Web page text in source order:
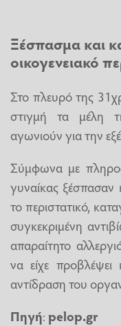
Ξέσπασμα και
οικογενειακό
Στο πλευρό της
στιγμή τα μέλη
αγωνιούν για την
Σύμφωνα με
γυναίκας
το περιστατικό,
συγκεκριμένη
απαραίτητο
να είχε
αντίδραση του
Πηγή:pelop.gr